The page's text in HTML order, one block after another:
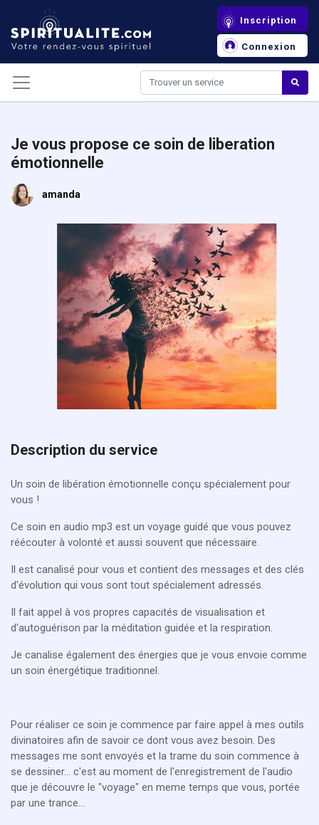
Inscription
Connexion
Je vous propose ce soin de liberation
émotionnelle
amanda
Description du service
Un soin de libération émotionnelle conçu spécialement pour
vous !
Ce soin en audio mp3 est un voyage guidé que vous pouvez
réécouter à volonté et aussi souvent que nécessaire.
Il est canalisé pour vous et contient des messages et des clés
d'évolution qui vous sont tout spécialement adressés.
Il fait appel à vos propres capacités de visualisation et
d'autoguérison par la méditation guidée et la respiration.
Je canalise également des énergies que je vous envoie comme
un soin énergétique traditionnel.
Pour réaliser ce soin je commence par faire appel à mes outils
divinatoires afin de savoir ce dont vous avez besoin. Des
messages me sont envoyés et la trame du soin commence à
se dessiner... c'est au moment de l'enregistrement de l'audio
que je découvre le "voyage" en meme temps que vous, portée
par une trance...